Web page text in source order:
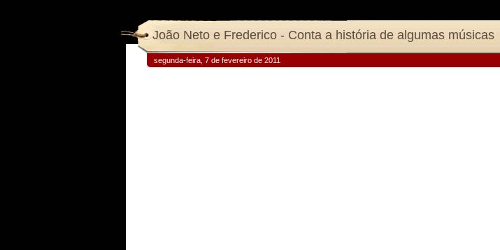
João Neto e Frederico - Conta a história de algumas músicas
segunda-feira, 7 de fevereiro de 2011